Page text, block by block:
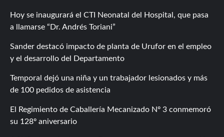
Hoy se inaugurará el CTI Neonatal del Hospital, que pasa
a llamarse “Dr. Andrés Toriani”
Sander destacó impacto de planta de Urufor en el empleo
y el desarrollo del Departamento
Temporal dejó una niña y un trabajador lesionados y más
de 100 pedidos de asistencia
El Regimiento de Caballería Mecanizado Nº 3 conmemoró
su 128º aniversario